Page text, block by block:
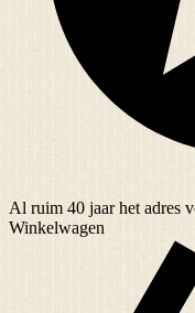
Al ruim 40 jaarhet adres
Winkelwagen